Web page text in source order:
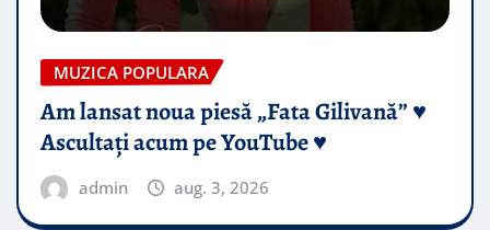
MUZICA POPULARA
Am lansat noua piesă „Fata Gilivană” ♥️
Ascultați acum pe YouTube ♥️
admin aug. 3, 2026